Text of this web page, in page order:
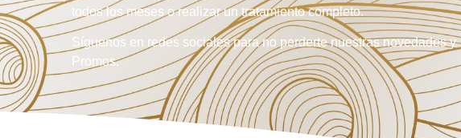
todos los meses o realizar un tratamiento completo.
Síguenos en redes sociales para no perderte nuestras novedades y
Promos.